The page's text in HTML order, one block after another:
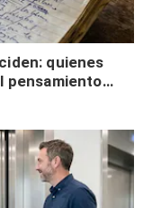
quienes
pensamiento